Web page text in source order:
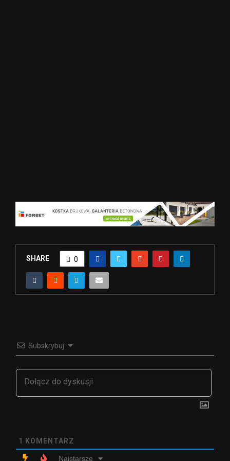
SHARE 0
Subskrybuj
1 KOMENTARZ
Najstarsze